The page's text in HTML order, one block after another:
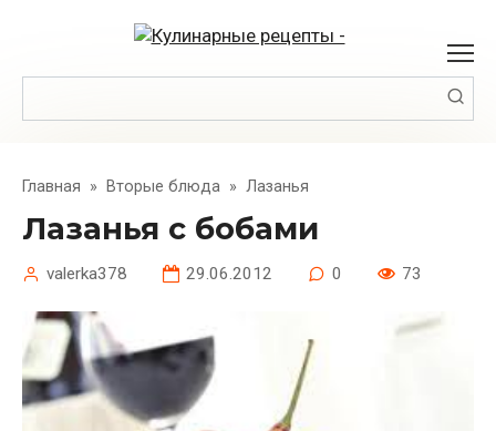
Главная » Вторые блюда » Лазанья
Лазанья с бобами
valerka378 29.06.2012 0 73